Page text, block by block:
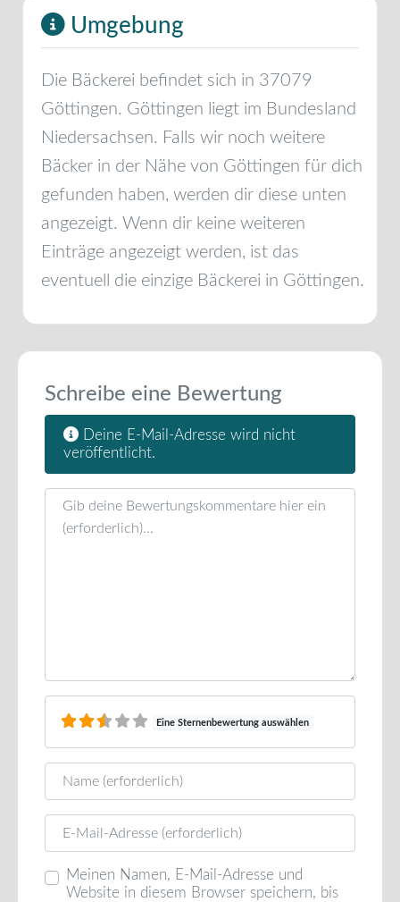
Umgebung
Die Bäckerei befindet sich in 37079
Göttingen. Göttingen liegt im Bundesland
Niedersachsen. Falls wir noch weitere
Bäcker in der Nähe von Göttingen für dich
gefunden haben, werden dir diese unten
angezeigt. Wenn dir keine weiteren
Einträge angezeigt werden, ist das
eventuell die einzige Bäckerei in Göttingen.
Schreibe eine Bewertung
Deine E-Mail-Adresse wird nicht
veröffentlicht.
Rezensionstext
Eine Sternenbewertung auswählen
Name
E-Mail
Meinen Namen, E-Mail-Adresse und
Website in diesem Browser speichern, bis